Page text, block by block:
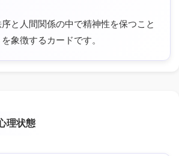
と人間関係の中で精神性を保つこと
象徴するカードです。
理状態